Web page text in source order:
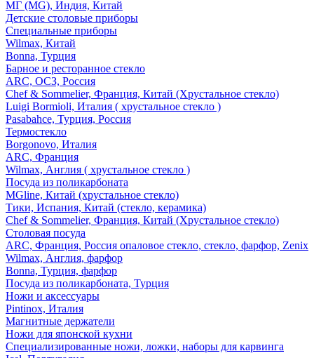
МГ (MG), Индия, Китай
Детские столовые приборы
Специальные приборы
Wilmax, Китай
Bonna, Турция
Барное и ресторанное стекло
ARC, ОСЗ, Россия
Chef & Sommelier, Франция, Китай (Хрустальное стекло)
Luigi Bormioli, Италия ( хрустальное стекло )
Pasabahce, Турция, Россия
Термостекло
Borgonovo, Италия
ARC, Франция
Wilmax, Англия ( хрустальное стекло )
Посуда из поликарбоната
MGline, Китай (хрустальное стекло)
Тики, Испания, Китай (стекло, керамика)
Chef & Sommelier, Франция, Китай (Хрустальное стекло)
Столовая посуда
ARC, Франция, Россия опаловое стекло, стекло, фарфор, Zenix
Wilmax, Англия, фарфор
Bonna, Турция, фарфор
Посуда из поликарбоната, Турция
Ножи и аксессуары
Pintinox, Италия
Магнитные держатели
Ножи для японской кухни
Специализированные ножи, ложки, наборы для карвинга